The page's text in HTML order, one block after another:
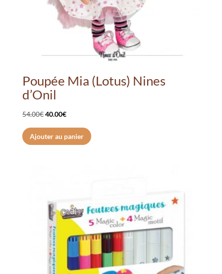
Poupée Mia (Lotus) Nines
d’Onil
54.00€Le
prix
initial
40.00€Le
prix
actuel
Ajouter au panier